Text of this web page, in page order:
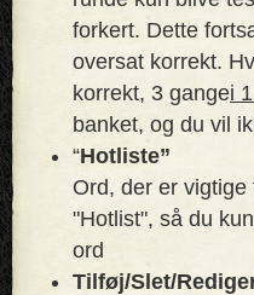
forkert. Dette
oversat korrekt.
korrekt, 3 gangei
banket, og du vil
“Hotliste”
Ord, der er
"Hotlist", så du
ord
Tilføj/Slet/